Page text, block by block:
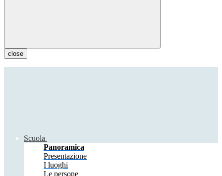
close
Scuola
Panoramica
Presentazione
I luoghi
Le persone